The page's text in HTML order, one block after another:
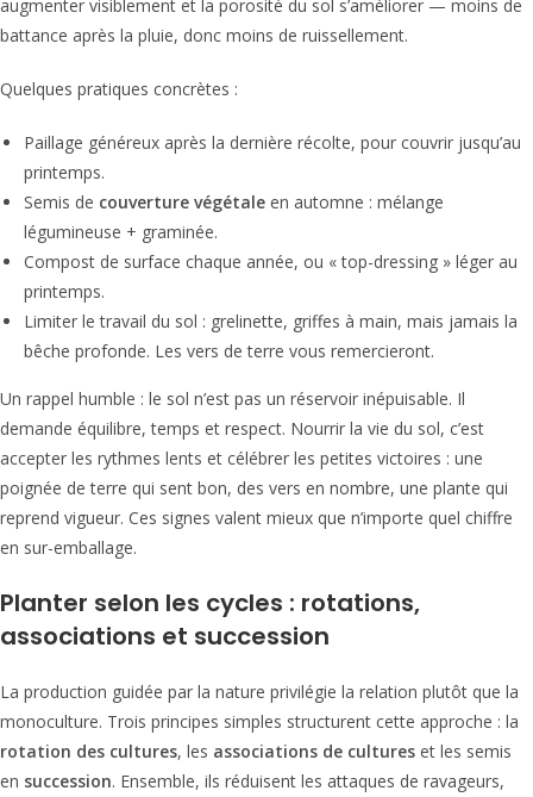
augmenter visiblement et la porosité du sol s’améliorer — moins de
battance après la pluie, donc moins de ruissellement.
Quelques pratiques concrètes :
Paillage généreux après la dernière récolte, pour couvrir jusqu’au
printemps.
Semis de couverture végétale en automne : mélange
légumineuse + graminée.
Compost de surface chaque année, ou « top-dressing » léger au
printemps.
Limiter le travail du sol : grelinette, griffes à main, mais jamais la
bêche profonde. Les vers de terre vous remercieront.
Un rappel humble : le sol n’est pas un réservoir inépuisable. Il
demande équilibre, temps et respect. Nourrir la vie du sol, c’est
accepter les rythmes lents et célébrer les petites victoires : une
poignée de terre qui sent bon, des vers en nombre, une plante qui
reprend vigueur. Ces signes valent mieux que n’importe quel chiffre
en sur-emballage.
Planter selon les cycles : rotations,
associations et succession
La production guidée par la nature privilégie la relation plutôt que la
monoculture. Trois principes simples structurent cette approche : la
rotation des cultures, les associations de cultures et les semis
en succession. Ensemble, ils réduisent les attaques de ravageurs,